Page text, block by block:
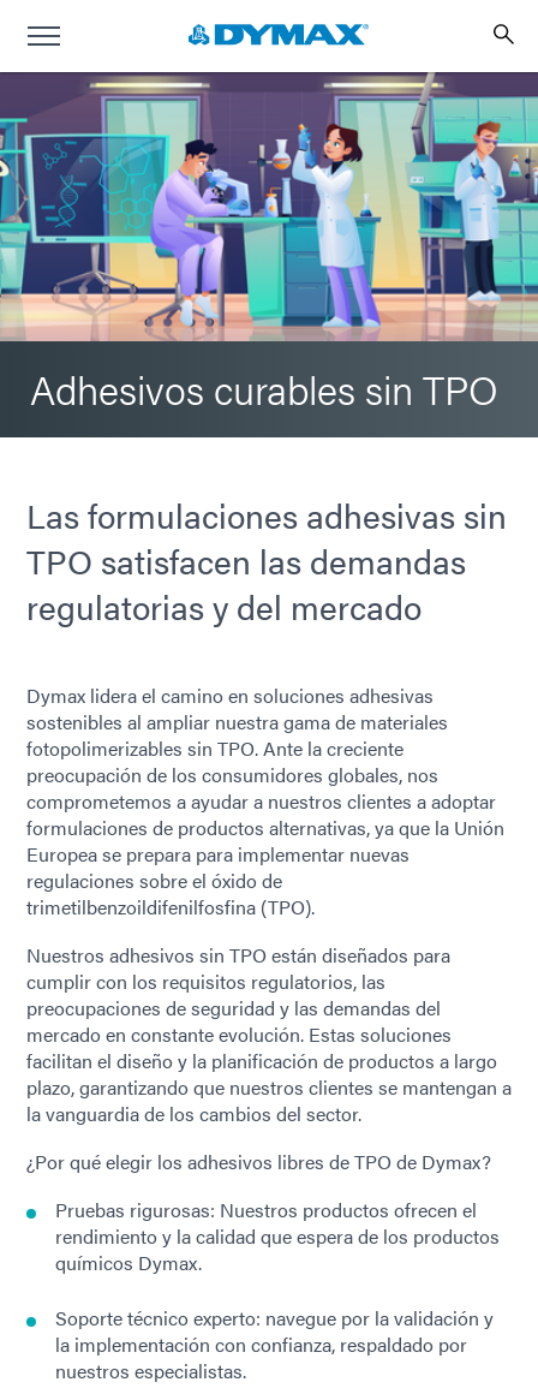
Adhesivos curables sin TPO
Las formulaciones adhesivas sin
TPO satisfacen las demandas
regulatorias y del mercado
Dymax lidera el camino en soluciones adhesivas
sostenibles al ampliar nuestra gama de materiales
fotopolimerizables sin TPO. Ante la creciente
preocupación de los consumidores globales, nos
comprometemos a ayudar a nuestros clientes a adoptar
formulaciones de productos alternativas, ya que la Unión
Europea se prepara para implementar nuevas
regulaciones sobre el óxido de
trimetilbenzoildifenilfosfina (TPO).
Nuestros adhesivos sin TPO están diseñados para
cumplir con los requisitos regulatorios, las
preocupaciones de seguridad y las demandas del
mercado en constante evolución. Estas soluciones
facilitan el diseño y la planificación de productos a largo
plazo, garantizando que nuestros clientes se mantengan a
la vanguardia de los cambios del sector.
¿Por qué elegir los adhesivos libres de TPO de Dymax?
Pruebas rigurosas: Nuestros productos ofrecen el
rendimiento y la calidad que espera de los productos
químicos Dymax.
Soporte técnico experto: navegue por la validación y
la implementación con confianza, respaldado por
nuestros especialistas.